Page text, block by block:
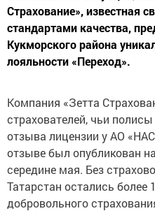
Страхование», известная
стандартами качества,
Кукморского района
лояльности «Переход».
Компания «Зетта
страхователей, чьи полисы
отзыва лицензии у АО
отзыве был опубликован
середине мая. Без
Татарстан остались более
добровольного